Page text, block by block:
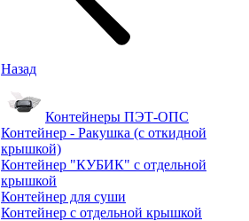
Назад
Контейнеры ПЭТ-ОПС
Контейнер - Ракушка (с откидной
крышкой)
Контейнер "КУБИК" с отдельной
крышкой
Контейнер для суши
Контейнер с отдельной крышкой